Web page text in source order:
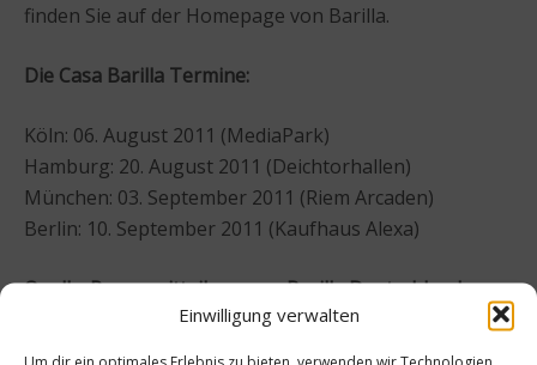
Einwilligung verwalten
finden Sie auf der Homepage von Barilla.
Die Casa Barilla Termine:
Köln: 06. August 2011 (MediaPark)
Hamburg: 20. August 2011 (Deichtorhallen)
München: 03. September 2011 (Riem Arcaden)
Berlin: 10. September 2011 (Kaufhaus Alexa)
Quelle: Pressemitteilung von Barilla Deutschland